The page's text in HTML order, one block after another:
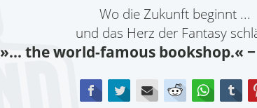
Wo die Zukunft beginnt ...
und das Herz der Fantasy
»... the world-famous bookshop.«
FacebookTwitterE-mail Reddit